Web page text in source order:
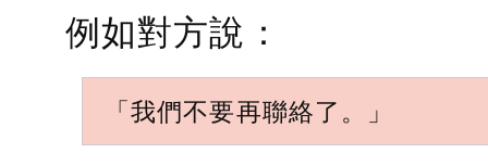
例如對方說：
「我們不要再聯絡了。」